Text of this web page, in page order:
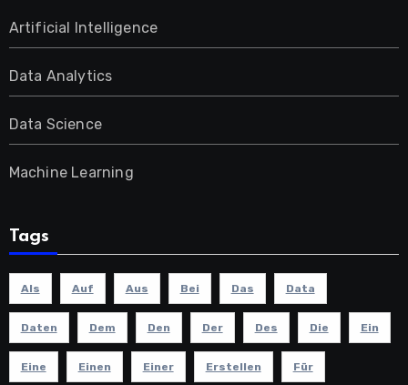
Artificial Intelligence
Data Analytics
Data Science
Machine Learning
Tags
Als Auf Aus Bei Das Data
Daten Dem Den Der Des Die Ein
Eine Einen Einer Erstellen Für